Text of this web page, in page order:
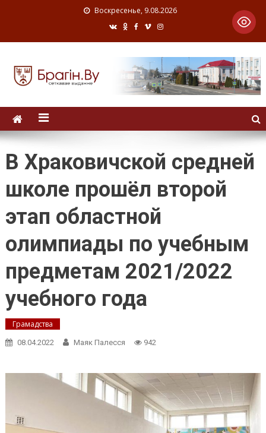
Воскресенье, 9.08.2026
В Храковичской средней
школе прошёл второй
этап областной
олимпиады по учебным
предметам 2021/2022
учебного года
Грамадства
08.04.2022 Маяк Палесся 942